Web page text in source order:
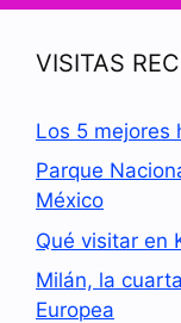
VISITAS
Los 5 mejores
Parque
México
Qué visitar en
Milán, la
Europea